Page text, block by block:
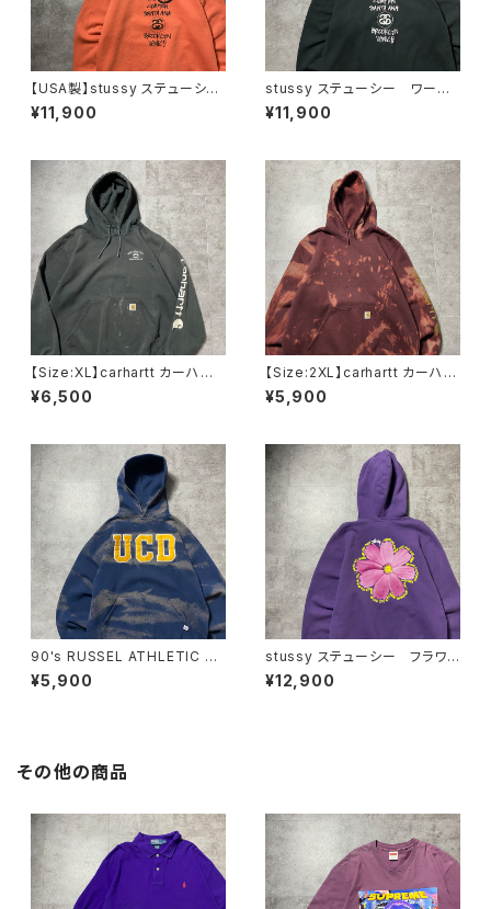
【USA製】stussy ステューシ
ー ワールドツアー バックプリ
ント オレンジ スウェット パ
¥11,900
stussy ステューシー ワール
ドツアー バックプリント フル
ジップ パーカー スウェット
¥11,900
【Size:XL】carhartt カーハー
ト 刺繍企業ロゴ アームプリ
ント グッドダメージ ダークグ
¥6,500
【Size:2XL】carhartt カーハー
ト ルーズフィット ラベルロ
ゴ ワインレッド ボルドー ス
¥5,900
90's RUSSEL ATHLETIC ラ
ッセルアスレチック UCD ワッ
ペンロゴ ブリーチ加工 スウ
¥5,900
stussy ステューシー フラワ
ー グラフィック バックプリン
ト パープル スウェット パー
¥12,900
その他の商品